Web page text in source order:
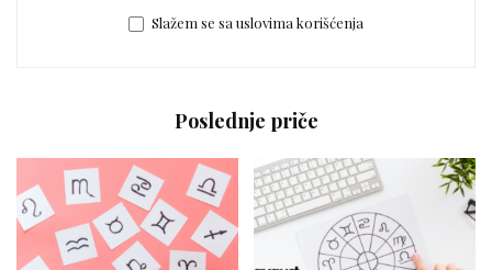
Slažem se sa uslovima korišćenja
Poslednje priče